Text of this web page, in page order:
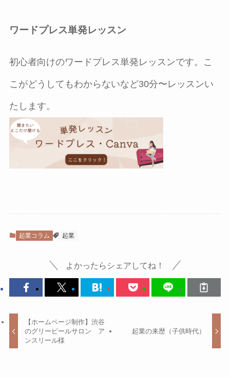
ワードプレス単発レッスン
初心者向けのワードプレス単発レッスンです。こ
こがどうしてもわからないなど30分〜レッスンい
たします。
起業コラム 起業
よかったらシェアしてね！
【ホームページ制作】渋谷
のグリーピールサロン ア
ンスリール様
起業の来歴（子供時代）